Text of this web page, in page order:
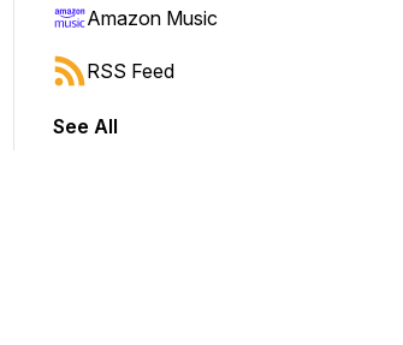
Amazon Music
RSS Feed
See All